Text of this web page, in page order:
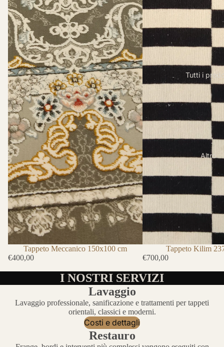
Tutti i
Altro
Tappeto Meccanico 150x100 cm
€400,00
Tappeto Kilim
€700,00
I NOSTRI SERVIZI
Lavaggio
Lavaggio professionale, sanificazione e trattamenti per tappeti
orientali, classici e moderni.
Costi e dettagli
Restauro